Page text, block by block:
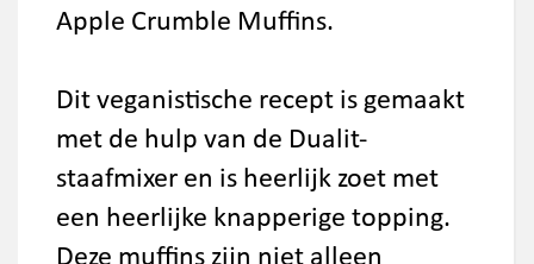
Apple Crumble Muffins.
Dit veganistische recept is gemaakt
met de hulp van de Dualit-
staafmixer en is heerlijk zoet met
een heerlijke knapperige topping.
Deze muffins zijn niet alleen